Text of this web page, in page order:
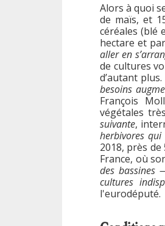
Alors à quoi
de maïs, et
céréales (blé
hectare et
aller en
de cultures
d’autant
besoins
François
végétales
suivante,
herbivores qui
2018, près
France, où
des bassines
cultures
l'eurodéputé.